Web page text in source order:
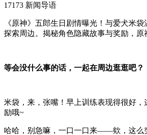
17173 新闻导语
《原神》五郎生日剧情曝光！与爱犬米
探索周边。揭秘角色隐藏故事与奖励，原
等会没什么事的话，一起在周边逛逛吧？
米袋，来，张嘴！早上训练表现得很好，
励哦~
哈哈，别急嘛，一口一口来——欸，这么